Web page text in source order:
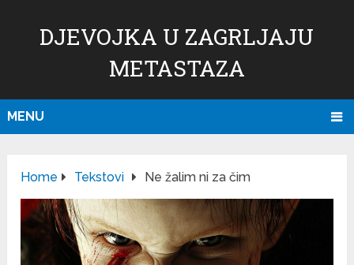
DJEVOJKA U ZAGRLJAJU
METASTAZA
MENU
Home Tekstovi Ne žalim ni za čim